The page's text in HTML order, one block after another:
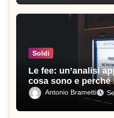
Soldi
Le fee: un’analisi
cosa sono e
Antonio Brametti